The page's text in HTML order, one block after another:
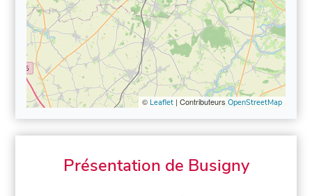
© Leaflet| Contributeurs OpenStreetMap
Présentation de Busigny